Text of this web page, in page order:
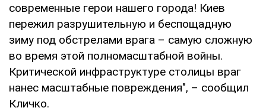
современные герои нашего города! Киев
пережил разрушительную и беспощадную
зиму под обстрелами врага – самую сложную
во время этой полномасштабной войны.
Критической инфраструктуре столицы враг
нанес масштабные повреждения", – сообщил
Кличко.